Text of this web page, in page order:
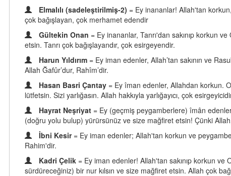
Elmalılı (sadeleştirilmiş-2) = Ey inananlar! Allah'tan
çok bağışlayan, çok merhamet edendir
Gültekin Onan = Ey inananlar, Tanrı'dan sakınıp korkun
etsin. Tanrı çok bağışlayandır, çok esirgeyendir.
Harun Yıldırım = Ey iman edenler, Allah’tan sakının ve
Allah Ğafûr’dur, Rahîm’dir.
Hasan Basri Çantay = Ey îman edenler, Allahdan korkun.
lütfetsin. Sizi yarlığasın. Allah hakkıyla yarlığayıcı, çok
Hayrat Neşriyat = Ey (geçmiş peygamberlere) îmân
(doğru yolu bulup) yürürsünüz ve size mağfiret etsin! Çünki
İbni Kesir = Ey iman edenler; Allah'tan korkun ve
Rahim'dir.
Kadri Çelik = Ey iman edenler! Allah'tan sakınıp korkun ve
sürdüreceğiniz) bir nur kılsın ve size mağfiret etsin. Allah çok